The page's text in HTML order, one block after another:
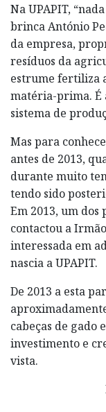
Na UPAPIT,
brinca António
da empresa,
resíduos da
estrume fertiliza
matéria-prima. É
sistema de
Mas para
antes de 2013,
durante muito
tendo sido
Em 2013, um
contactou a
interessada em
nascia a UPAPIT.
De 2013 a esta
cabeças de gado
investimento e
vista.